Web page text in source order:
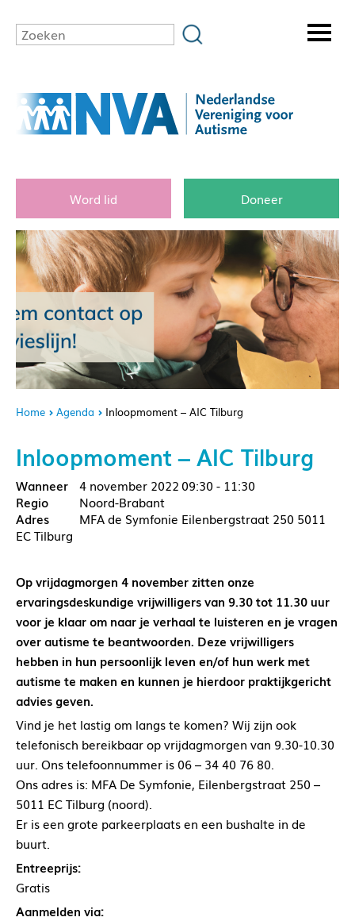
Word lid Doneer
Home Agenda Inloopmoment – AIC Tilburg
Inloopmoment – AIC Tilburg
4 november 2022 09:30 - 11:30
Noord-Brabant
MFA de Symfonie Eilenbergstraat 250 5011
EC Tilburg
Op vrijdagmorgen 4 november zitten onze
ervaringsdeskundige vrijwilligers van 9.30 tot 11.30 uur
voor je klaar om naar je verhaal te luisteren en je vragen
over autisme te beantwoorden. Deze vrijwilligers
hebben in hun persoonlijk leven en/of hun werk met
autisme te maken en kunnen je hierdoor praktijkgericht
advies geven.
Vind je het lastig om langs te komen? Wij zijn ook
telefonisch bereikbaar op vrijdagmorgen van 9.30-10.30
uur. Ons telefoonnummer is 06 – 34 40 76 80.
Ons adres is: MFA De Symfonie, Eilenbergstraat 250 –
5011 EC Tilburg (noord).
Er is een grote parkeerplaats en een bushalte in de
buurt.
Entreeprijs:
Gratis
Aanmelden via: